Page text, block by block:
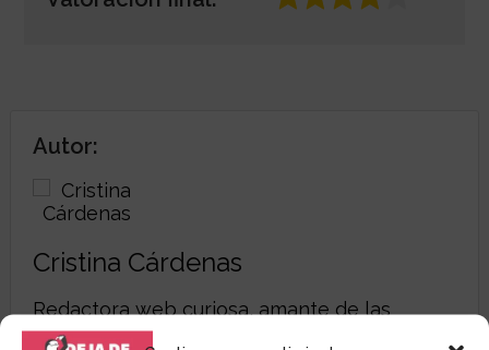
Autor:
Cristina Cárdenas
Redactora web curiosa, amante de las
palabras y de los productos singulres. Me